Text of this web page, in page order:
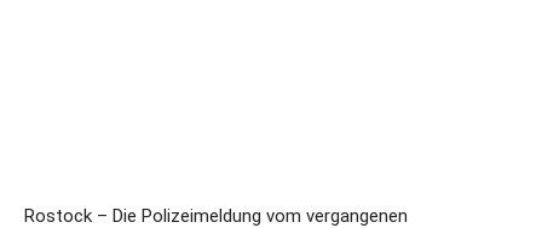
Rostock – Die Polizeimeldung vom vergangenen